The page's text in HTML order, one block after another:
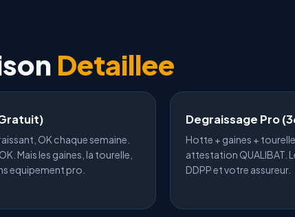
Detaillee
OK chaque semaine.
Mais les gaines, la tourelle,
equipement pro.
Degraissage Pro
Hotte + gaines +
attestation QUALIBAT .
DDPP et votre assureur.